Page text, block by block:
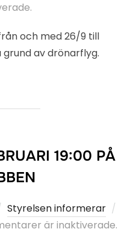
och med 26/9 till
grund av drönarflyg.
19:00 PÅ
Styrelsen informerar
är inaktiverade.